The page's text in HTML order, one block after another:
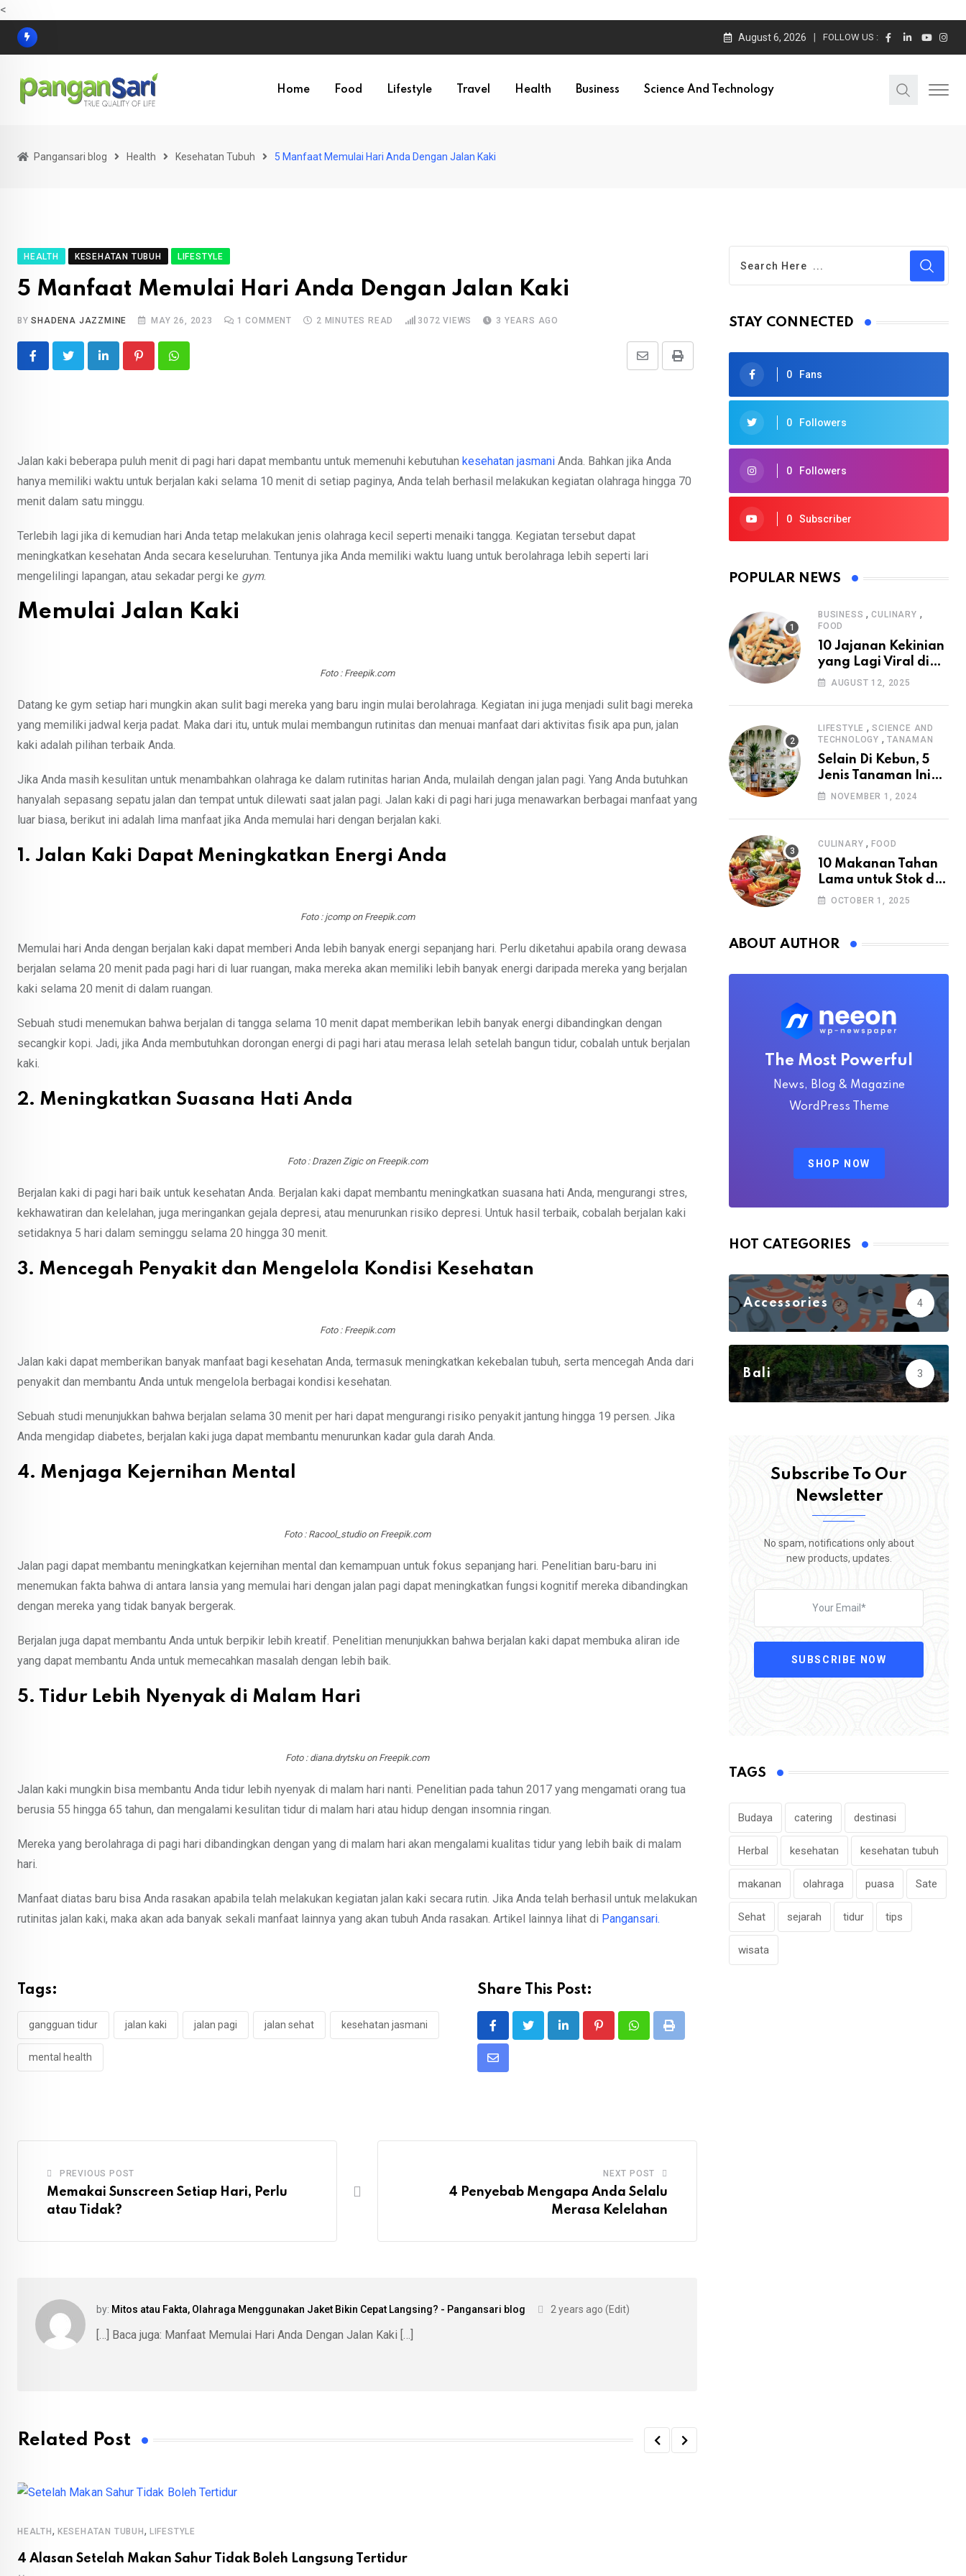
<
August 6, 2026 FOLLOW US :
Home Food Lifestyle Travel Health Business Science And Technology
Pangansari blog Health Kesehatan Tubuh 5 Manfaat Memulai Hari Anda Dengan Jalan Kaki
HEALTH KESEHATAN TUBUH LIFESTYLE
5 Manfaat Memulai Hari Anda Dengan Jalan Kaki
BYSHADENA JAZZMINE MAY 26, 2023 1 COMMENT 2 MINUTES READ 3072 VIEWS 3 YEARS AGO
Jalan kaki beberapa puluh menit di pagi hari dapat membantu untuk memenuhi kebutuhan kesehatan jasmani Anda. Bahkan jika Anda
hanya memiliki waktu untuk berjalan kaki selama 10 menit di setiap paginya, Anda telah berhasil melakukan kegiatan olahraga hingga 70
menit dalam satu minggu.
Terlebih lagi jika di kemudian hari Anda tetap melakukan jenis olahraga kecil seperti menaiki tangga. Kegiatan tersebut dapat
meningkatkan kesehatan Anda secara keseluruhan. Tentunya jika Anda memiliki waktu luang untuk berolahraga lebih seperti lari
mengelilingi lapangan, atau sekadar pergi ke gym.
Memulai Jalan Kaki
Foto : Freepik.com
Datang ke gym setiap hari mungkin akan sulit bagi mereka yang baru ingin mulai berolahraga. Kegiatan ini juga menjadi sulit bagi mereka
yang memiliki jadwal kerja padat. Maka dari itu, untuk mulai membangun rutinitas dan menuai manfaat dari aktivitas fisik apa pun, jalan
kaki adalah pilihan terbaik Anda.
Jika Anda masih kesulitan untuk menambahkan olahraga ke dalam rutinitas harian Anda, mulailah dengan jalan pagi. Yang Anda butuhkan
hanyalah sepasang sepatu jalan dan tempat untuk dilewati saat jalan pagi. Jalan kaki di pagi hari juga menawarkan berbagai manfaat yang
luar biasa, berikut ini adalah lima manfaat jika Anda memulai hari dengan berjalan kaki.
1. Jalan Kaki Dapat Meningkatkan Energi Anda
Foto : jcomp on Freepik.com
Memulai hari Anda dengan berjalan kaki dapat memberi Anda lebih banyak energi sepanjang hari. Perlu diketahui apabila orang dewasa
berjalan selama 20 menit pada pagi hari di luar ruangan, maka mereka akan memiliki lebih banyak energi daripada mereka yang berjalan
kaki selama 20 menit di dalam ruangan.
Sebuah studi menemukan bahwa berjalan di tangga selama 10 menit dapat memberikan lebih banyak energi dibandingkan dengan
secangkir kopi. Jadi, jika Anda membutuhkan dorongan energi di pagi hari atau merasa lelah setelah bangun tidur, cobalah untuk berjalan
kaki.
2. Meningkatkan Suasana Hati Anda
Foto : Drazen Zigic on Freepik.com
Berjalan kaki di pagi hari baik untuk kesehatan Anda. Berjalan kaki dapat membantu meningkatkan suasana hati Anda, mengurangi stres,
kekhawatiran dan kelelahan, juga meringankan gejala depresi, atau menurunkan risiko depresi. Untuk hasil terbaik, cobalah berjalan kaki
setidaknya 5 hari dalam seminggu selama 20 hingga 30 menit.
3. Mencegah Penyakit dan Mengelola Kondisi Kesehatan
Foto : Freepik.com
Jalan kaki dapat memberikan banyak manfaat bagi kesehatan Anda, termasuk meningkatkan kekebalan tubuh, serta mencegah Anda dari
penyakit dan membantu Anda untuk mengelola berbagai kondisi kesehatan.
Sebuah studi menunjukkan bahwa berjalan selama 30 menit per hari dapat mengurangi risiko penyakit jantung hingga 19 persen. Jika
Anda mengidap diabetes, berjalan kaki juga dapat membantu menurunkan kadar gula darah Anda.
4. Menjaga Kejernihan Mental
Foto : Racool_studio on Freepik.com
Jalan pagi dapat membantu meningkatkan kejernihan mental dan kemampuan untuk fokus sepanjang hari. Penelitian baru-baru ini
menemukan fakta bahwa di antara lansia yang memulai hari dengan jalan pagi dapat meningkatkan fungsi kognitif mereka dibandingkan
dengan mereka yang tidak banyak bergerak.
Berjalan juga dapat membantu Anda untuk berpikir lebih kreatif. Penelitian menunjukkan bahwa berjalan kaki dapat membuka aliran ide
yang dapat membantu Anda untuk memecahkan masalah dengan lebih baik.
5. Tidur Lebih Nyenyak di Malam Hari
Foto : diana.drytsku on Freepik.com
Jalan kaki mungkin bisa membantu Anda tidur lebih nyenyak di malam hari nanti. Penelitian pada tahun 2017 yang mengamati orang tua
berusia 55 hingga 65 tahun, dan mengalami kesulitan tidur di malam hari atau hidup dengan insomnia ringan.
Mereka yang berolahraga di pagi hari dibandingkan dengan yang di malam hari akan mengalami kualitas tidur yang lebih baik di malam
hari.
Manfaat diatas baru bisa Anda rasakan apabila telah melakukan kegiatan jalan kaki secara rutin. Jika Anda telah berhasil untuk melakukan
rutinitas jalan kaki, maka akan ada banyak sekali manfaat lainnya yang akan tubuh Anda rasakan. Artikel lainnya lihat di Pangansari.
Tags:
gangguan tidur jalan kaki jalan pagi jalan sehat kesehatan jasmani
mental health
Share This Post:
PREVIOUS POST
Memakai Sunscreen Setiap Hari, Perlu
atau Tidak?
NEXT POST
4 Penyebab Mengapa Anda Selalu
Merasa Kelelahan
by: Mitos atau Fakta, Olahraga Menggunakan Jaket Bikin Cepat Langsing? - Pangansari blog 2 years ago (Edit)
[…] Baca juga: Manfaat Memulai Hari Anda Dengan Jalan Kaki […]
Related Post
HEALTH, KESEHATAN TUBUH, LIFESTYLE
4 Alasan Setelah Makan Sahur Tidak Boleh Langsung Tertidur
STAY CONNECTED
0 Fans
0 Followers
0 Followers
0 Subscriber
POPULAR NEWS
BUSINESS ,CULINARY ,
FOOD
10 Jajanan Kekinian
yang Lagi Viral di
2025
AUGUST 12, 2025
LIFESTYLE ,SCIENCE AND
TECHNOLOGY ,TANAMAN
Selain Di Kebun, 5
Jenis Tanaman Ini
Juga Cocok Di
NOVEMBER 1, 2024
CULINARY ,FOOD
10 Makanan Tahan
Lama untuk Stok di
Rumah
OCTOBER 1, 2025
ABOUT AUTHOR
The Most Powerful
News, Blog & Magazine
WordPress Theme
SHOP NOW
HOT CATEGORIES
Accessories 4
Action
Bali 3
Biology
Subscribe To Our
Newsletter
No spam, notifications only about
new products, updates.
SUBSCRIBE NOW
TAGS
Budaya catering destinasi
Herbal kesehatan kesehatan tubuh
makanan olahraga puasa Sate
Sehat sejarah tidur tips
wisata